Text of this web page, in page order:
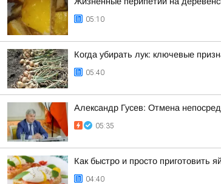
05:10
Когда убирать лук: ключевые
05:40
Александр Гусев: Отмена
05:35
Как быстро и просто приготовить
04:40